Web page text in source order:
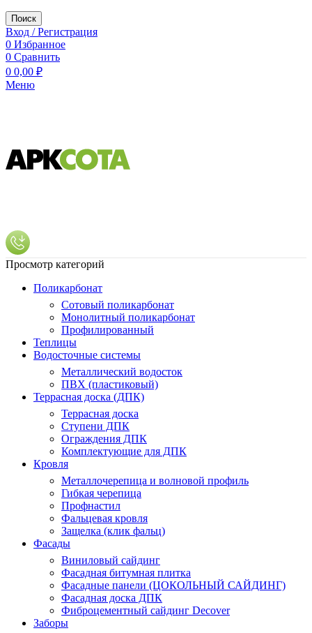
Поиск
Вход / Регистрация
0 Избранное
0 Сравнить
0 0,00 ₽
Меню
Просмотр категорий
Поликарбонат
Сотовый поликарбонат
Монолитный поликарбонат
Профилированный
Теплицы
Водосточные системы
Металлический водосток
ПВХ (пластиковый)
Террасная доска (ДПК)
Террасная доска
Ступени ДПК
Ограждения ДПК
Комплектующие для ДПК
Кровля
Металлочерепица и волновой профиль
Гибкая черепица
Профнастил
Фальцевая кровля
Защелка (клик фальц)
Фасады
Виниловый сайдинг
Фасадная битумная плитка
Фасадные панели (ЦОКОЛЬНЫЙ САЙДИНГ)
Фасадная доска ДПК
Фиброцементный сайдинг Decover
Заборы